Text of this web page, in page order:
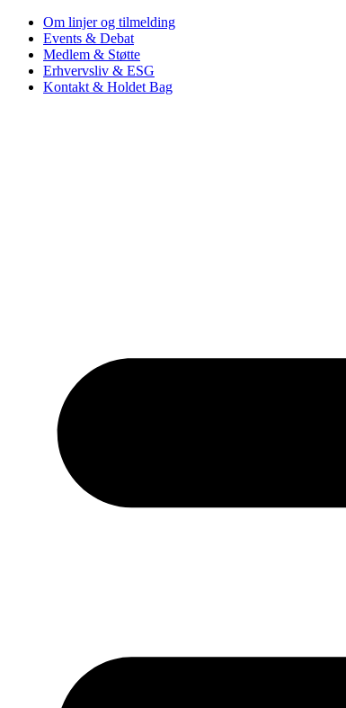
Om linjer og tilmelding
Events & Debat
Medlem & Støtte
Erhvervsliv & ESG
Kontakt & Holdet Bag